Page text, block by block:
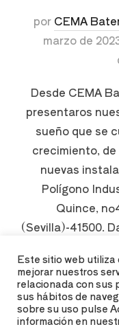
por CEMA
marzo de
Desde CEMA
presentaros
sueño que se
crecimiento,
nuevas
Polígono
Quince,
(Sevilla)-41500.
Este sitio web
mejorar nuestros
relacionada con sus
sus hábitos de
sobre su uso pulse
información en